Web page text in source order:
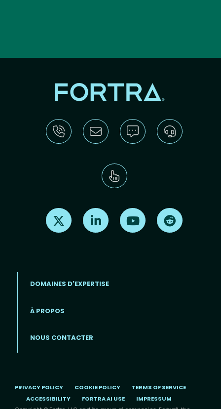
Find us on X Find us on LinkedInFind us on Youtube
Footer menu (FR)
DOMAINES D'EXPERTISE
À PROPOS
NOUS CONTACTER
PRIVACY POLICY COOKIE POLICY
TERMS OF SERVICE
ACCESSIBILITY
FORTRA AI USE
IMPRESSUM